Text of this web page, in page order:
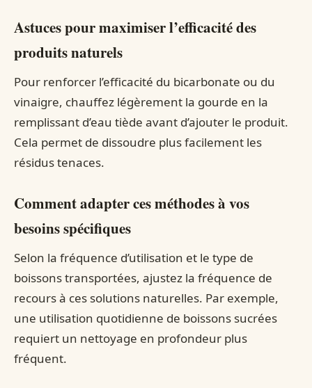
Astuces pour maximiser l’efficacité des
produits naturels
Pour renforcer l’efficacité du bicarbonate ou du
vinaigre, chauffez légèrement la gourde en la
remplissant d’eau tiède avant d’ajouter le produit.
Cela permet de dissoudre plus facilement les
résidus tenaces.
Comment adapter ces méthodes à vos
besoins spécifiques
Selon la fréquence d’utilisation et le type de
boissons transportées, ajustez la fréquence de
recours à ces solutions naturelles. Par exemple,
une utilisation quotidienne de boissons sucrées
requiert un nettoyage en profondeur plus
fréquent.